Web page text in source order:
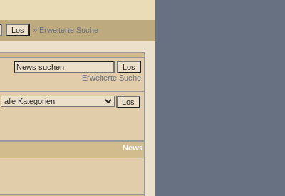
» Erweiterte Suche
Erweiterte Suche
News